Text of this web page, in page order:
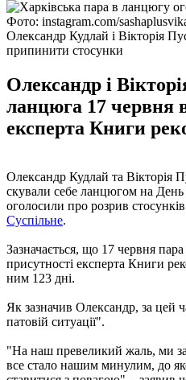
Фото: instagram.com/
Олександр Кудлай і Вікторія
припинити стосунки
Олександр і
ланцюга 17 червня
експерта Книги
Олександр Кудлай та Вікторія
скували себе ланцюгом на День
оголосили про розрив
Суспільне.
Зазначається, що 17 червня
присутності експерта Книги
ним 123 дні.
Як зазначив Олександр, за цей
патовій ситуації".
"На наш превеликий жаль, ми
все стало нашим минулим, до